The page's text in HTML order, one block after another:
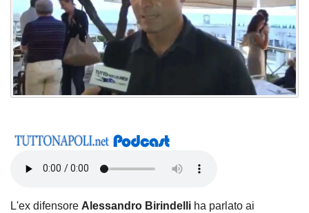
L'ex difensore Alessandro Birindelli ha parlato ai